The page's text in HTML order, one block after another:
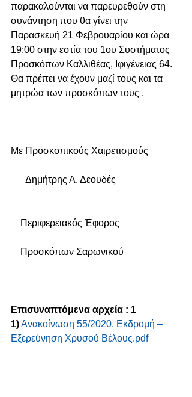
παρακαλούνται να παρευρεθούν στη
συνάντηση που θα γίνει την
Παρασκευή 21 Φεβρουαρίου και ώρα
19:00 στην εστία του 1ου Συστήματος
Προσκόπων Καλλιθέας, Ιφιγένειας 64.
Θα πρέπει να έχουν μαζί τους και τα
μητρώα των προσκόπων τους .
Με Προσκοπικούς Χαιρετισμούς
      Δημήτρης Α. Δεουδές
    Περιφερειακός Έφορος
    Προσκόπων Σαρωνικού
Επισυναπτόμενα αρχεία : 1
1)Ανακοίνωση 55/2020. Εκδρομή –
Εξερεύνηση Χρυσού Βέλους.pdf